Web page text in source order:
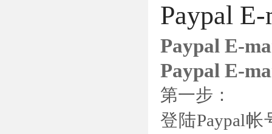
Paypal
Paypal E-
Paypal E-
第一步：
登陆Paypal帐